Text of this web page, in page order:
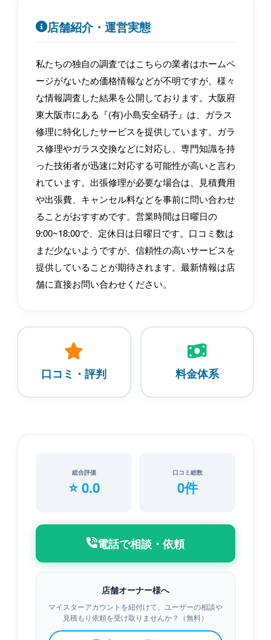
店舗紹介・運営実態
私たちの独自の調査ではこちらの業者はホームペ
ージがないため価格情報などが不明ですが、様々
な情報調査した結果を公開しております。大阪府
東大阪市にある『(有)小島安全硝子』は、ガラス
修理に特化したサービスを提供しています。ガラ
ス修理やガラス交換などに対応し、専門知識を持
った技術者が迅速に対応する可能性が高いと言わ
れています。出張修理が必要な場合は、見積費用
や出張費、キャンセル料などを事前に問い合わせ
ることがおすすめです。営業時間は日曜日の
9:00~18:00で、定休日は日曜日です。口コミ数は
まだ少ないようですが、信頼性の高いサービスを
提供していることが期待されます。最新情報は店
舗に直接お問い合わせください。
口コミ・評判 料金体系
総合評価
⭐ 0.0
口コミ総数
0件
電話で相談・依頼
店舗オーナー様へ
マイスターアカウントを紐付けて、ユーザーの相談や
見積もり依頼を受け取りませんか？（無料）